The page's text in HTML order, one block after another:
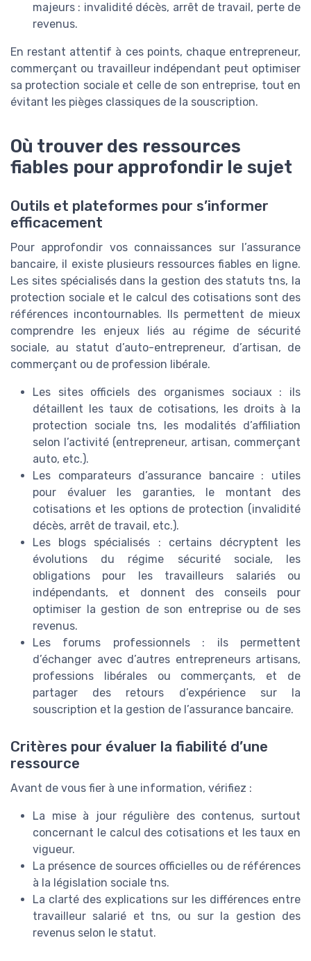
majeurs : invalidité décès, arrêt de travail, perte de
revenus.
En restant attentif à ces points, chaque entrepreneur,
commerçant ou travailleur indépendant peut optimiser
sa protection sociale et celle de son entreprise, tout en
évitant les pièges classiques de la souscription.
Où trouver des ressources
fiables pour approfondir le sujet
Outils et plateformes pour s’informer
efficacement
Pour approfondir vos connaissances sur l’assurance
bancaire, il existe plusieurs ressources fiables en ligne.
Les sites spécialisés dans la gestion des statuts tns, la
protection sociale et le calcul des cotisations sont des
références incontournables. Ils permettent de mieux
comprendre les enjeux liés au régime de sécurité
sociale, au statut d’auto-entrepreneur, d’artisan, de
commerçant ou de profession libérale.
Les sites officiels des organismes sociaux : ils
détaillent les taux de cotisations, les droits à la
protection sociale tns, les modalités d’affiliation
selon l’activité (entrepreneur, artisan, commerçant
auto, etc.).
Les comparateurs d’assurance bancaire : utiles
pour évaluer les garanties, le montant des
cotisations et les options de protection (invalidité
décès, arrêt de travail, etc.).
Les blogs spécialisés : certains décryptent les
évolutions du régime sécurité sociale, les
obligations pour les travailleurs salariés ou
indépendants, et donnent des conseils pour
optimiser la gestion de son entreprise ou de ses
revenus.
Les forums professionnels : ils permettent
d’échanger avec d’autres entrepreneurs artisans,
professions libérales ou commerçants, et de
partager des retours d’expérience sur la
souscription et la gestion de l’assurance bancaire.
Critères pour évaluer la fiabilité d’une
ressource
Avant de vous fier à une information, vérifiez :
La mise à jour régulière des contenus, surtout
concernant le calcul des cotisations et les taux en
vigueur.
La présence de sources officielles ou de références
à la législation sociale tns.
La clarté des explications sur les différences entre
travailleur salarié et tns, ou sur la gestion des
revenus selon le statut.